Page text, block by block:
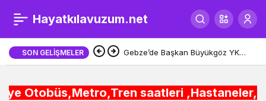
Hayatkılavuzum.net
SON GELIŞMELER Gebze’de Başkan Büyükgöz YKS
saatleri
İş insanı Özcan
Şimşek’ten
0